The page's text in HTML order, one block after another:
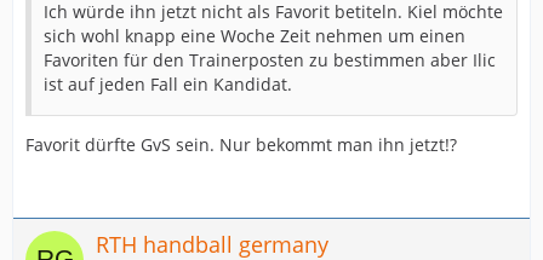
Ich würde ihn jetzt nicht als Favorit betiteln. Kiel möchte
sich wohl knapp eine Woche Zeit nehmen um einen
Favoriten für den Trainerposten zu bestimmen aber Ilic
ist auf jeden Fall ein Kandidat.
Favorit dürfte GvS sein. Nur bekommt man ihn jetzt!?
RTH handball germany